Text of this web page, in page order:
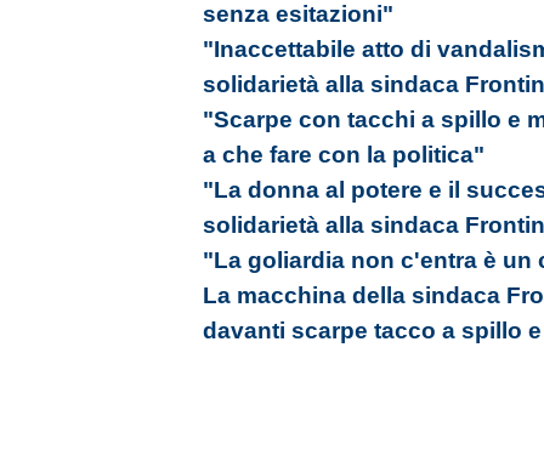
senza esitazioni"
"Inaccettabile atto di
solidarietà alla sindaca
"Scarpe con tacchi a spillo e
a che fare con la politica"
"La donna al potere e il
solidarietà alla sindaca
"La goliardia non c'entra è
La macchina della sindaca
davanti scarpe tacco a spillo